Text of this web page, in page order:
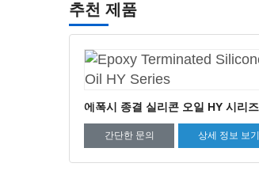
추천 제품
수소 말단 실리콘 오일 H 시리즈
간단한 문의 상세 정보 보기